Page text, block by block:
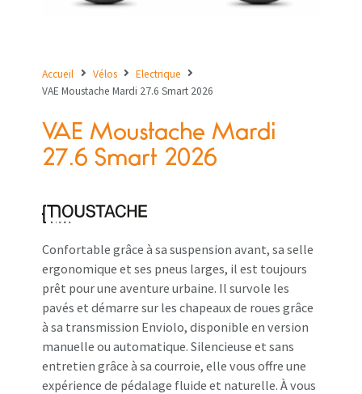
Accueil Vélos
Electrique
VAE Moustache Mardi 27.6 Smart 2026
VAE Moustache Mardi
27.6 Smart 2026
Confortable grâce à sa suspension avant, sa selle
ergonomique et ses pneus larges, il est toujours
prêt pour une aventure urbaine. Il survole les
pavés et démarre sur les chapeaux de roues grâce
à sa transmission Enviolo, disponible en version
manuelle ou automatique. Silencieuse et sans
entretien grâce à sa courroie, elle vous offre une
expérience de pédalage fluide et naturelle. À vous